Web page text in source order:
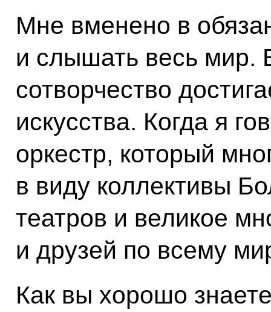
Мне вменено в
и слышать весь мир.
сотворчество
искусства. Когда я
оркестр, который
в виду коллективы
театров и великое
и друзей по всему
Как вы хорошо